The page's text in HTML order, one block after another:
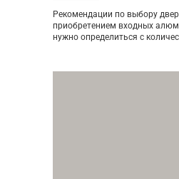
Рекомендации по выбору
приобретением входных
нужно определиться с